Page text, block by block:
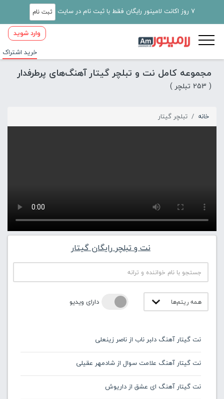
7 روز اکانت لامینور رایگان فقط با ثبت نام در سایت ثبت نام
وارد شوید
خرید اشتراک
مجموعه کامل نت و تبلچر گیتار آهنگ‌های پرطرفدار
( 253 تبلچر )
خانه تبلچر گیتار
نت و تبلچر رایگان گیتار
دارای ویدیو
نت گیتار آهنگ دلبر ناب از ناصر زینعلی
نت گیتار آهنگ علامت سوال از شادمهر عقیلی
نت گیتار آهنگ ای عشق از داریوش